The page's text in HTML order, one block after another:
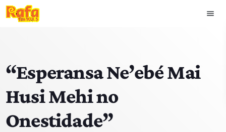
menu
play_arrow
HOME
“Esperansa Ne’ebé Mai
Husi Mehi no
Onestidade”